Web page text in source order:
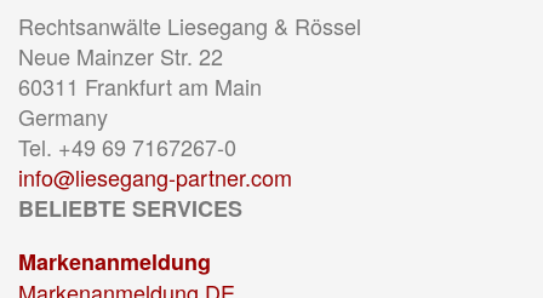
Rechtsanwälte Liesegang & Rössel
Neue Mainzer Str. 22
60311 Frankfurt am Main
Germany
Tel. +49 69 7167267-0
info@liesegang-partner.com
BELIEBTE SERVICES
Markenanmeldung